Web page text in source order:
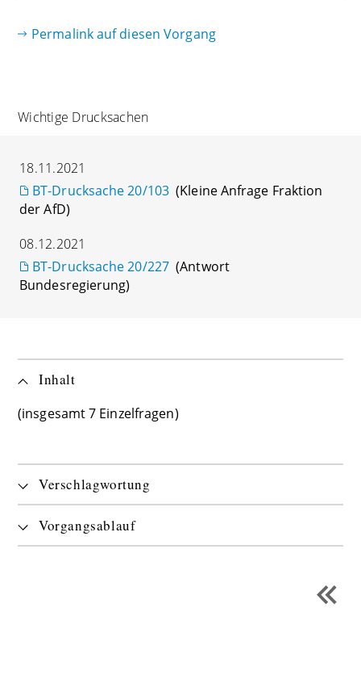
Permalink auf diesen Vorgang
Wichtige Drucksachen
18.11.2021
BT-Drucksache 20/103 (Kleine Anfrage Fraktion
der AfD)
08.12.2021
BT-Drucksache 20/227 (Antwort
Bundesregierung)
Inhalt
(insgesamt 7 Einzelfragen)
Verschlagwortung
Vorgangsablauf